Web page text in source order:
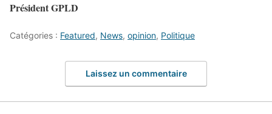
Président GPLD
Catégories : Featured, News, opinion, Politique
Laissez un commentaire